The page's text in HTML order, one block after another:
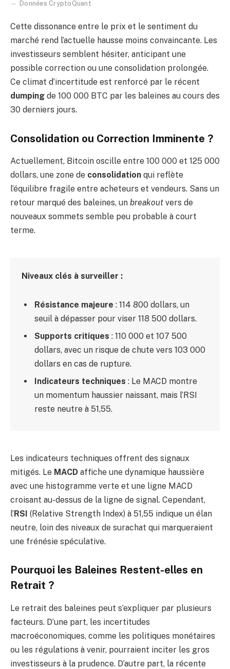
Données CryptoQuant
Cette dissonance entre le prix et le sentiment du
marché rend l’actuelle hausse moins convaincante. Les
investisseurs semblent hésiter, anticipant une
possible correction ou une consolidation prolongée.
Ce climat d’incertitude est renforcé par le récent
dumping de 100 000 BTC par les baleines au cours des
30 derniers jours.
Consolidation ou Correction Imminente ?
Actuellement, Bitcoin oscille entre 100 000 et 125 000
dollars, une zone de consolidation qui reflète
l’équilibre fragile entre acheteurs et vendeurs. Sans un
retour marqué des baleines, un breakout vers de
nouveaux sommets semble peu probable à court
terme.
Niveaux clés à surveiller :
Résistance majeure : 114 800 dollars, un
seuil à dépasser pour viser 118 500 dollars.
Supports critiques : 110 000 et 107 500
dollars, avec un risque de chute vers 103 000
dollars en cas de rupture.
Indicateurs techniques : Le MACD montre
un momentum haussier naissant, mais l’RSI
reste neutre à 51,55.
Les indicateurs techniques offrent des signaux
mitigés. Le MACD affiche une dynamique haussière
avec une histogramme verte et une ligne MACD
croisant au-dessus de la ligne de signal. Cependant,
l’RSI (Relative Strength Index) à 51,55 indique un élan
neutre, loin des niveaux de surachat qui marqueraient
une frénésie spéculative.
Pourquoi les Baleines Restent-elles en
Retrait ?
Le retrait des baleines peut s’expliquer par plusieurs
facteurs. D’une part, les incertitudes
macroéconomiques, comme les politiques monétaires
ou les régulations à venir, pourraient inciter les gros
investisseurs à la prudence. D’autre part, la récente